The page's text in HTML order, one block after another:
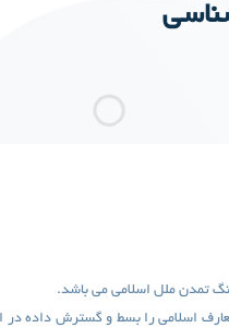
تمدن ملل اسلامی می باشد.
اسلامی را بسط و گسترش داده